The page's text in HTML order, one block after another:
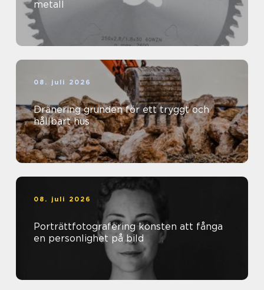
metall
08. juli 2026
Dränering grunden för ett tryggt och
hållbart hus
08. juli 2026
Porträttfotografering konsten att fånga
en personlighet på bild